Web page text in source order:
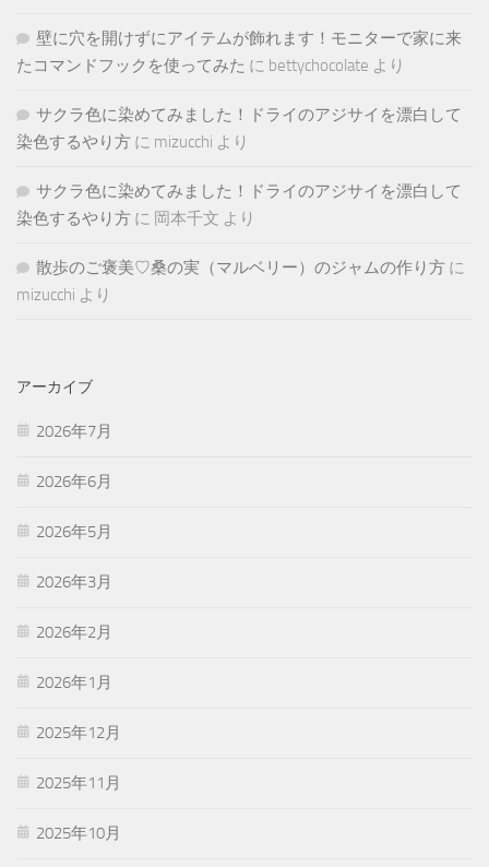
壁に穴を開けずにアイテムが飾れます！モニターで家に来
たコマンドフックを使ってみた に bettychocolate より
サクラ色に染めてみました！ドライのアジサイを漂白して
染色するやり方 に mizucchi より
サクラ色に染めてみました！ドライのアジサイを漂白して
染色するやり方 に 岡本千文 より
散歩のご褒美♡桑の実（マルベリー）のジャムの作り方 に
mizucchi より
アーカイブ
2026年7月
2026年6月
2026年5月
2026年3月
2026年2月
2026年1月
2025年12月
2025年11月
2025年10月